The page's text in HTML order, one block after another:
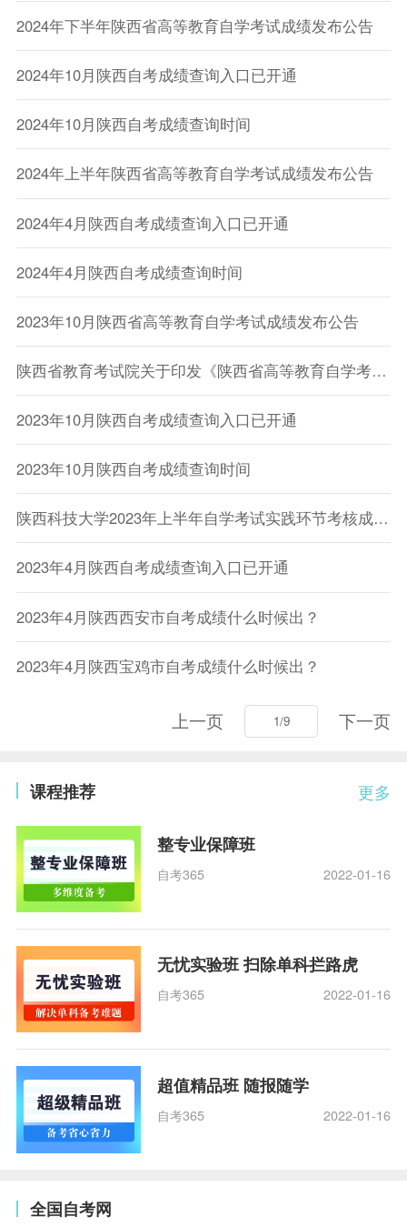
2024年下半年陕西省高等教育自学考试成绩发布公告
2024年10月陕西自考成绩查询入口已开通
2024年10月陕西自考成绩查询时间
2024年上半年陕西省高等教育自学考试成绩发布公告
2024年4月陕西自考成绩查询入口已开通
2024年4月陕西自考成绩查询时间
2023年10月陕西省高等教育自学考试成绩发布公告
陕西省教育考试院关于印发《陕西省高等教育自学考试成绩复核办法（试行）》的通知
2023年10月陕西自考成绩查询入口已开通
2023年10月陕西自考成绩查询时间
陕西科技大学2023年上半年自学考试实践环节考核成绩公示
2023年4月陕西自考成绩查询入口已开通
2023年4月陕西西安市自考成绩什么时候出？
2023年4月陕西宝鸡市自考成绩什么时候出？
上一页 下一页
更多
课程推荐
整专业保障班
自考365 2022-01-16
无忧实验班 扫除单科拦路虎
自考365 2022-01-16
超值精品班 随报随学
自考365 2022-01-16
全国自考网